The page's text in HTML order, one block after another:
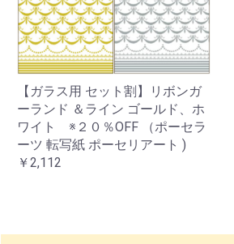
【ガラス用 セット割】リボンガ
ーランド ＆ライン ゴールド、ホ
ワイト ※２０％OFF （ポーセラ
ーツ 転写紙 ポーセリアート )
￥2,112